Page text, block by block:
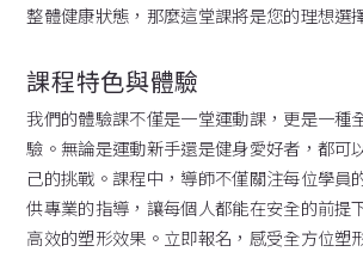
整體健康狀態，那麼這堂課將是您的理想選
課程特色與體驗
我們的體驗課不僅是一堂運動課，更是一種
驗。無論是運動新手還是健身愛好者，都可
己的挑戰。課程中，導師不僅關注每位學員
供專業的指導，讓每個人都能在安全的前提
高效的塑形效果。立即報名，感受全方位塑